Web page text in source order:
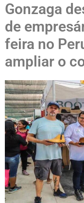
Gonzaga
de
feira no
ampliar o